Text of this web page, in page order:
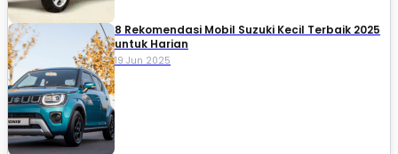
8 Rekomendasi Mobil Suzuki Kecil Terbaik 2025
untuk Harian
19 Jun 2025